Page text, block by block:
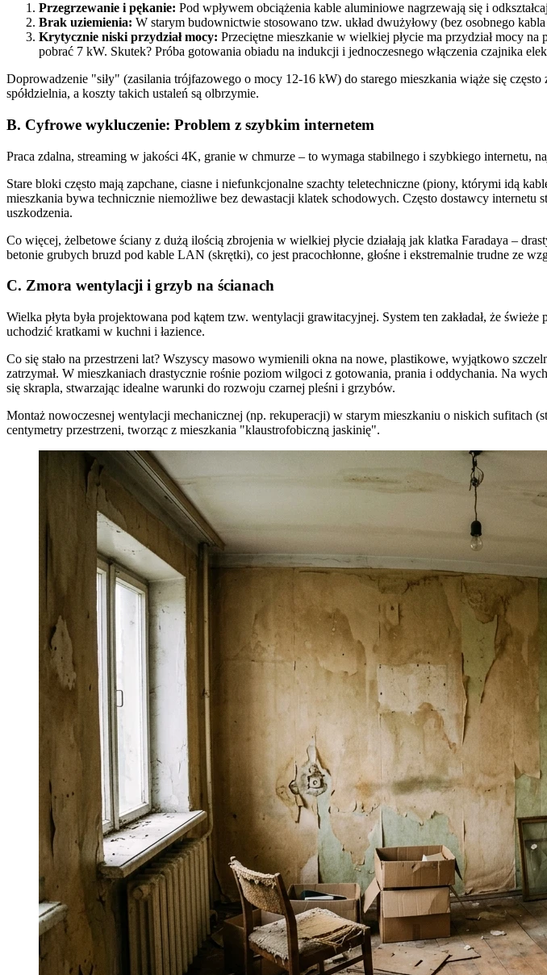
Przegrzewanie i pękanie: Pod wpływem obciążenia kable aluminiowe nagrzewają się i
Brak uziemienia: W starym budownictwie stosowano tzw. układ dwużyłowy (bez osobnego
Krytycznie niski przydział mocy: Przeciętne mieszkanie w wielkiej płycie ma przydział mocy
pobrać 7 kW. Skutek? Próba gotowania obiadu na indukcji i jednoczesnego włączenia czajnika
Doprowadzenie "siły" (zasilania trójfazowego o mocy 12-16 kW) do starego mieszkania wiąże się
spółdzielnia, a koszty takich ustaleń są olbrzymie.
B. Cyfrowe wykluczenie: Problem z szybkim internetem
Praca zdalna, streaming w jakości 4K, granie w chmurze – to wymaga stabilnego i szybkiego internetu,
Stare bloki często mają zapchane, ciasne i niefunkcjonalne szachty teletechniczne (piony, którymi idą
mieszkania bywa technicznie niemożliwe bez dewastacji klatek schodowych. Często dostawcy
uszkodzenia.
Co więcej, żelbetowe ściany z dużą ilością zbrojenia w wielkiej płycie działają jak klatka Faradaya –
betonie grubych bruzd pod kable LAN (skrętki), co jest pracochłonne, głośne i ekstremalnie trudne ze
C. Zmora wentylacji i grzyb na ścianach
Wielka płyta była projektowana pod kątem tzw. wentylacji grawitacyjnej. System ten zakładał, że
uchodzić kratkami w kuchni i łazience.
Co się stało na przestrzeni lat? Wszyscy masowo wymienili okna na nowe, plastikowe, wyjątkowo
zatrzymał. W mieszkaniach drastycznie rośnie poziom wilgoci z gotowania, prania i oddychania. Na
się skrapla, stwarzając idealne warunki do rozwoju czarnej pleśni i grzybów.
Montaż nowoczesnej wentylacji mechanicznej (np. rekuperacji) w starym mieszkaniu o niskich sufitach
centymetry przestrzeni, tworząc z mieszkania "klaustrofobiczną jaskinię".